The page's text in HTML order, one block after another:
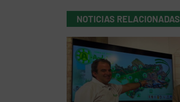
NOTICIAS RELACIONADAS